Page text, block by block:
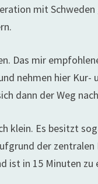
mit
Das mir
nehmen hier Kur-
dann der Weg
klein. Es besitzt
der
ist in 15 Minuten zu